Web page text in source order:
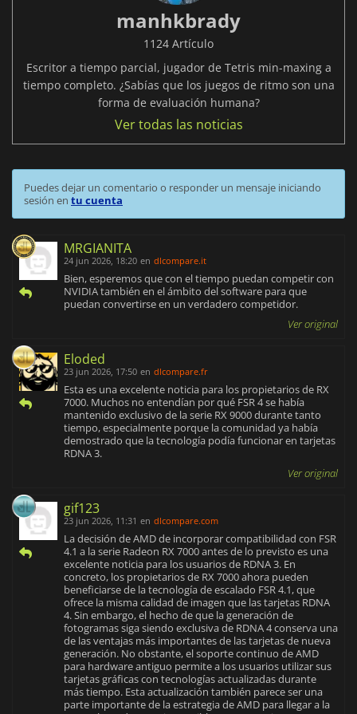
manhkbrady
1124 Artículo
Escritor a tiempo parcial, jugador de Tetris min-maxing a
tiempo completo. ¿Sabías que los juegos de ritmo son una
forma de evaluación humana?
Ver todas las noticias
Puedes dejar un comentario o responder un mensaje iniciando
sesión en tu cuenta
MRGIANITA
24 jun 2026, 18:20 en dlcompare.it
Bien, esperemos que con el tiempo puedan competir con
NVIDIA también en el ámbito del software para que
puedan convertirse en un verdadero competidor.
Ver original
Eloded
23 jun 2026, 17:50 en dlcompare.fr
Esta es una excelente noticia para los propietarios de RX
7000. Muchos no entendían por qué FSR 4 se había
mantenido exclusivo de la serie RX 9000 durante tanto
tiempo, especialmente porque la comunidad ya había
demostrado que la tecnología podía funcionar en tarjetas
RDNA 3.
Ver original
gif123
23 jun 2026, 11:31 en dlcompare.com
La decisión de AMD de incorporar compatibilidad con FSR
4.1 a la serie Radeon RX 7000 antes de lo previsto es una
excelente noticia para los usuarios de RDNA 3. En
concreto, los propietarios de RX 7000 ahora pueden
beneficiarse de la tecnología de escalado FSR 4.1, que
ofrece la misma calidad de imagen que las tarjetas RDNA
4. Sin embargo, el hecho de que la generación de
fotogramas siga siendo exclusiva de RDNA 4 conserva una
de las ventajas más importantes de las tarjetas de nueva
generación. No obstante, el soporte continuo de AMD
para hardware antiguo permite a los usuarios utilizar sus
tarjetas gráficas con tecnologías actualizadas durante
más tiempo. Esta actualización también parece ser una
parte importante de la estrategia de AMD para llegar a la